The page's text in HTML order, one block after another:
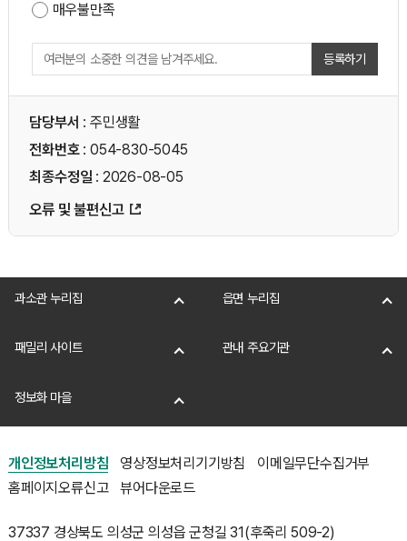
매우불만족
등록하기
담당부서 : 주민생활
전화번호: 054-830-5045
최종수정일 : 2026-08-05
오류 및 불편신고
과소관 누리집 읍면 누리집
패밀리 사이트 관내 주요기관
정보화 마을
개인정보처리방침 영상정보처리기기방침
이메일무단수집거부
홈페이지오류신고
뷰어다운로드
37337 경상북도 의성군 의성읍 군청길 31(후죽리 509-2)